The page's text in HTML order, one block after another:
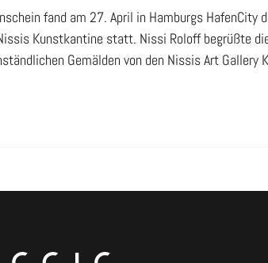
fand am 27. April in Hamburgs HafenCity
Kunstkantine statt. Nissi Roloff begrüßte
Gemälden von den Nissis Art Gallery